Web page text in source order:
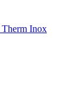
Inox